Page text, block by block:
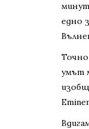
едно
Точно
умът